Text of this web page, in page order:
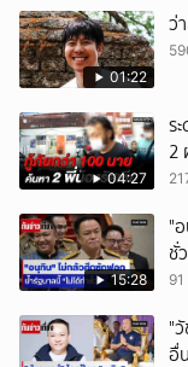
01:22
ว่
04:27
ร
2
15:28
"
ชั่
91
"
อื่